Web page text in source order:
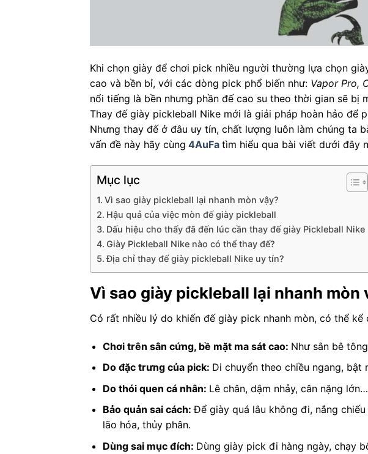
Khi chọn giày để chơi pick nhiều người thường lựa chọn
cao và bền bỉ, với các dòng pick phổ biến như: Vapor Pro,
nổi tiếng là bền nhưng phần đế cao su theo thời gian sẽ bị
Thay đế giày pickleball Nike mới là giải pháp hoàn hảo để
Nhưng thay đế ở đâu uy tín, chất lượng luôn làm chúng ta
vấn đề này hãy cùng 4AuFa tìm hiểu qua bài viết dưới đây
Mục lục
Vì sao giày pickleball lại nhanh mòn vậy?
Hậu quả của việc mòn đế giày pickleball
Dấu hiệu cho thấy đã đến lúc cần thay đế giày Pickleball Nike
Giày Pickleball Nike nào có thể thay đế?
Địa chỉ thay đế giày pickleball Nike uy tín?
Vì sao giày pickleball lại nhanh mòn
Có rất nhiều lý do khiến đế giày pick nhanh mòn, có thể kể
Chơi trên sân cứng, bề mặt ma sát cao: Như sân bê
Do đặc trưng của pick: Di chuyển theo chiều ngang,
Do thói quen cá nhân: Lê chân, dậm nhảy, cân nặng lớn…
Bảo quản sai cách:Để giày quá lâu không đi, nắng
lão hóa, thủy phân.
Dùng sai mục đích: Dùng giày pick đi hàng ngày, chạy